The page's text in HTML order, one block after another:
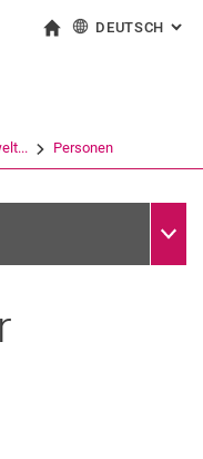
direkt zu: Inhalt
direkt zu: Suche
direkt zu:
externen Link in einem
DEUTSCH :
Personen